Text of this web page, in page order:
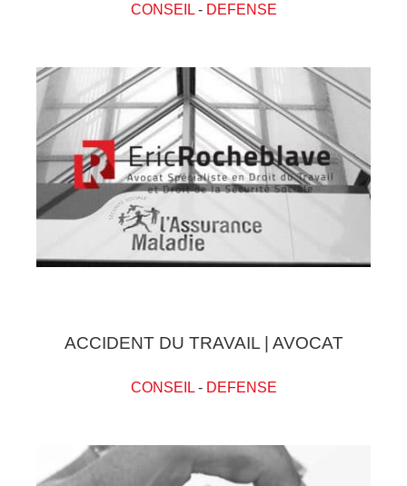
CONSEIL- DEFENSE
ACCIDENT DU TRAVAIL | AVOCAT
CONSEIL- DEFENSE